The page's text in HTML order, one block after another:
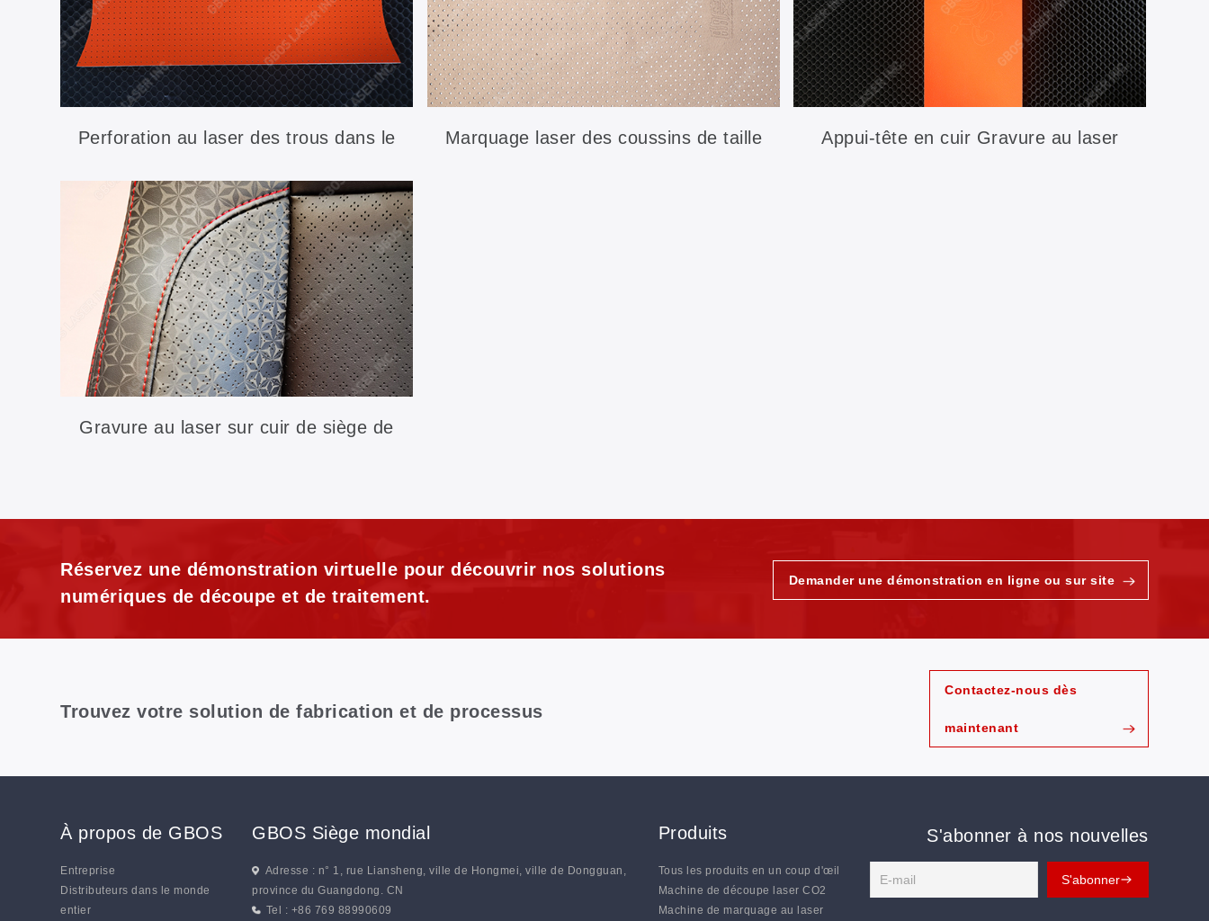
Perforation au laser des trous dans le
Marquage laser des coussins de taille Appui-tête en cuir Gravure au laser
Gravure au laser sur cuir de siège de
Réservez une démonstration virtuelle pour découvrir nos solutions
numériques de découpe et de traitement.
Demander une démonstration en ligne ou sur site
Trouvez votre solution de fabrication et de processus
Contactez-nous dès
maintenant
À propos de GBOS
Entreprise
Distributeurs dans le monde
entier
GBOS Siège mondial
Adresse : n° 1, rue Liansheng, ville de Hongmei, ville de Dongguan,
province du Guangdong. CN
Tel : +86 769 88990609
Produits
Tous les produits en un coup d'œil
Machine de découpe laser CO2
Machine de marquage au laser
S'abonner à nos nouvelles